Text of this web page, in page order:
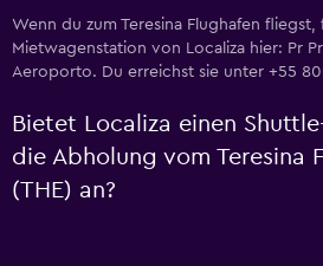
Wenn du zum Teresina Flughafen
Mietwagenstation von Localiza hier: Pr
Aeroporto. Du erreichst sie unter +55
Bietet Localiza einen
die Abholung vom Teresina
(THE) an?